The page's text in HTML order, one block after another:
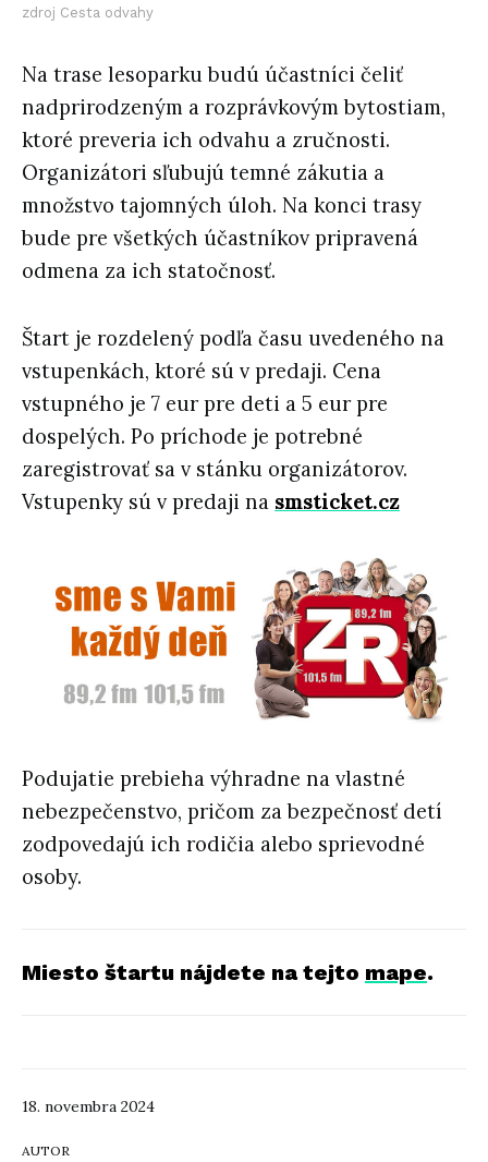
18. novembra 2024
AUTOR
zdroj Cesta odvahy
Na trase lesoparku budú účastníci čeliť
nadprirodzeným a rozprávkovým bytostiam,
ktoré preveria ich odvahu a zručnosti.
Organizátori sľubujú temné zákutia a
množstvo tajomných úloh. Na konci trasy
bude pre všetkých účastníkov pripravená
odmena za ich statočnosť.
Štart je rozdelený podľa času uvedeného na
vstupenkách, ktoré sú v predaji. Cena
vstupného je 7 eur pre deti a 5 eur pre
dospelých. Po príchode je potrebné
zaregistrovať sa v stánku organizátorov.
Vstupenky sú v predaji na smsticket.cz
Podujatie prebieha výhradne na vlastné
nebezpečenstvo, pričom za bezpečnosť detí
zodpovedajú ich rodičia alebo sprievodné
osoby.
Miesto štartu nájdete na tejto mape.